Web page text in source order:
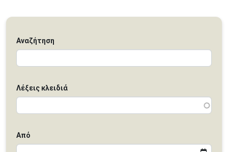
Αναζήτηση
Λέξεις κλειδιά
Από